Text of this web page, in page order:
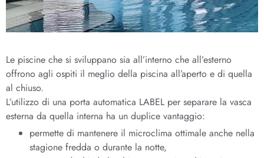
Le piscine che si sviluppano sia all’interno che all’esterno
offrono agli ospiti il meglio della piscina all’aperto e di quella
al chiuso.
L’utilizzo di una porta automatica LABEL per separare la vasca
esterna da quella interna ha un duplice vantaggio:
permette di mantenere il microclima ottimale anche nella
stagione fredda o durante la notte,